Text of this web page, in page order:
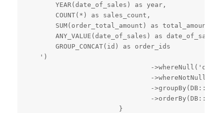
        YEAR(date_of_sales) as year,
        COUNT(*) as sales_count,
        SUM(order_total_amount) as total_amount,
        ANY_VALUE(date_of_sales) as date_of_sales,
        GROUP_CONCAT(id) as order_ids
    ')
-
-
-
-
                        }